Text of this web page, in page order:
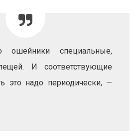
ошейники специальные,
И соответствующие
это надо периодически, —